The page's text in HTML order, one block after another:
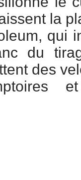
la
qui
du
des